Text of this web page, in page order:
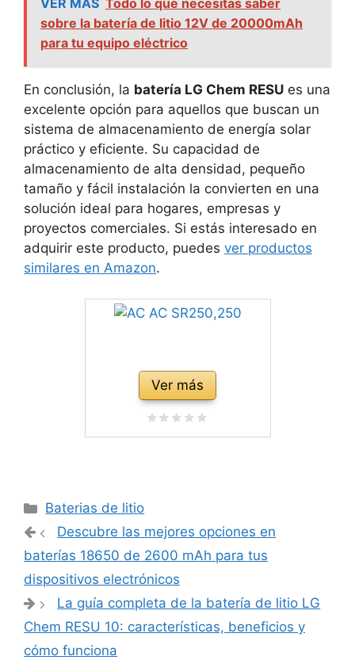
VER MAS Todo lo que necesitas saber
sobre la batería de litio 12V de 20000mAh
para tu equipo eléctrico
En conclusión, la batería LG Chem RESU es una
excelente opción para aquellos que buscan un
sistema de almacenamiento de energía solar
práctico y eficiente. Su capacidad de
almacenamiento de alta densidad, pequeño
tamaño y fácil instalación la convierten en una
solución ideal para hogares, empresas y
proyectos comerciales. Si estás interesado en
adquirir este producto, puedes ver productos
similares en Amazon.
Ver más
Categorías
Baterias de litio
Navegación
de
Descubre las mejores opciones en
baterías 18650 de 2600 mAh para tus
dispositivos electrónicos
La guía completa de la batería de litio LG
Chem RESU 10: características, beneficios y
cómo funciona